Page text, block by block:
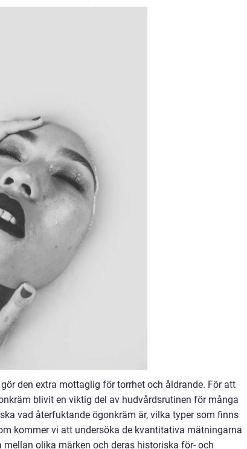
den extra mottaglig för torrhet och åldrande. För att
blivit en viktig del av hudvårdsrutinen för många
vad återfuktande ögonkräm är, vilka typer som finns
kommer vi att undersöka de kvantitativa mätningarna
olika märken och deras historiska för- och